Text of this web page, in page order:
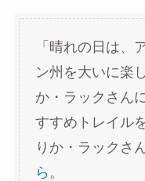
「晴れの日は、
ン州を大いに楽
か・ラックさん
すすめトレイル
りか・ラックさ
ら 。